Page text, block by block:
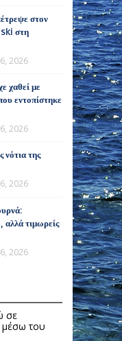
στον
ski στη
2026
χαθεί με
εντοπίστηκε
2026
νότια της
2026
αλλά τιμωρείς
2026
σε
μέσω του